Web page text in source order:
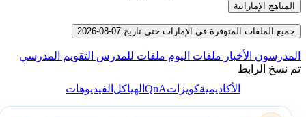
المناهج الإماراتية
جميع الملفات المتوفرة في الإمارات حتى تاريخ 07-08-2026
المدرسون الأخبار ملفات اليوم ملفات للمدرس التقويم المدرسي
تم نسخ الرابط
الأكاديميةكويزاتQnAالهياكلالفيديوهات